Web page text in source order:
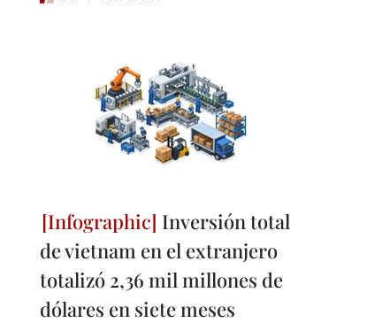
Inversión total
de vietnam en el extranjero
totalizó 2,36 mil millones de
dólares en siete meses